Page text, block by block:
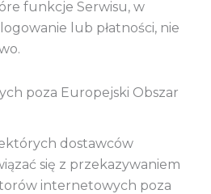
funkcje Serwisu, w
lub płatności, nie
poza Europejski Obszar
dostawców
się z przekazywaniem
internetowych poza